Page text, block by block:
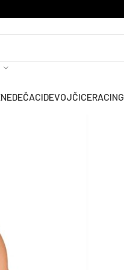
DEČACIDEVOJČICERACING